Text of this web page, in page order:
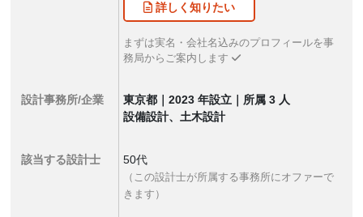
詳しく知りたい
まずは実名・会社名込みのプロフィールを事
務局からご案内します
設計事務所/企業
東京都｜2023 年設立｜所属 3 人
設備設計、土木設計
該当する設計士 50代
（この設計士が所属する事務所にオファーで
きます）